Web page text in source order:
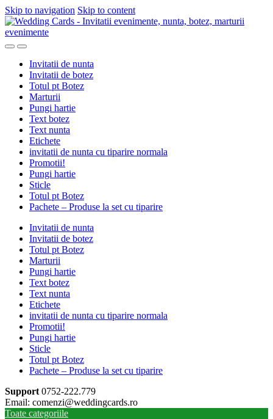
Skip to navigation Skip to content
Invitatii de nunta
Invitatii de botez
Totul pt Botez
Marturii
Pungi hartie
Text botez
Text nunta
Etichete
invitatii de nunta cu tiparire normala
Promotii!
Pungi hartie
Sticle
Totul pt Botez
Pachete – Produse la set cu tiparire
Invitatii de nunta
Invitatii de botez
Totul pt Botez
Marturii
Pungi hartie
Text botez
Text nunta
Etichete
invitatii de nunta cu tiparire normala
Promotii!
Pungi hartie
Sticle
Totul pt Botez
Pachete – Produse la set cu tiparire
Support 0752-222.779
Email: comenzi@weddingcards.ro
Toate categoriile